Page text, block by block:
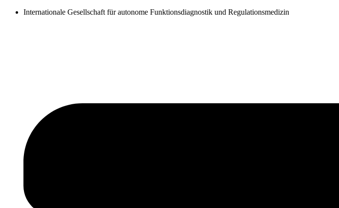
Zum
Internationale Gesellschaft für autonome Funktionsdiagnostik und Regulationsmedizin